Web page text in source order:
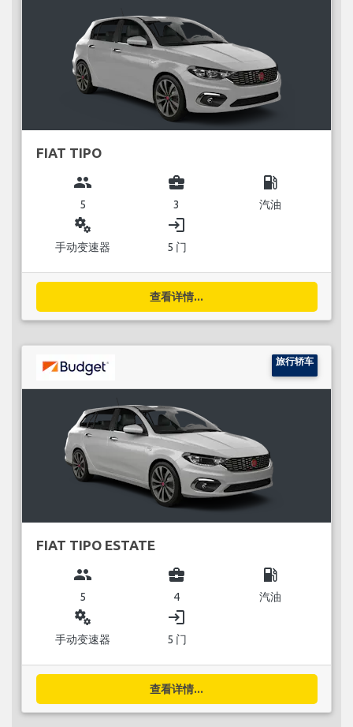
FIAT TIPO
group
5
business_center
3
local_gas_station
汽油
miscellaneous_services
手动变速器
login
5 门
查看详情...
旅行轿车
FIAT TIPO ESTATE
group
5
business_center
4
local_gas_station
汽油
miscellaneous_services
手动变速器
login
5 门
查看详情...